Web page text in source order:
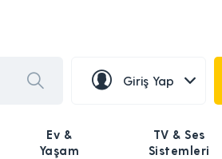
Giriş Yap
Ev &
Yaşam
TV & Ses
Sistemleri